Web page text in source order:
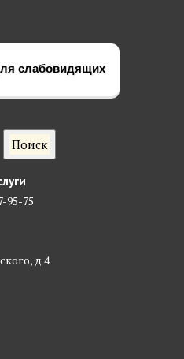
слабовидящих
Поиск
95-75
д 4